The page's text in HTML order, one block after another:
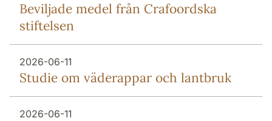
Beviljade medel från Crafoordska
stiftelsen
2026-06-11
Studie om väderappar och lantbruk
2026-06-11